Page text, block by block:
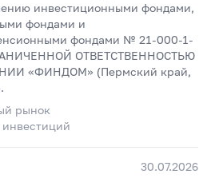
инвестиционными фондами,
фондами и
фондами № 21-000-1-
ОТВЕТСТВЕННОСТЬЮ
«ФИНДОМ» (Пермский край,
рынок
30.07.2026